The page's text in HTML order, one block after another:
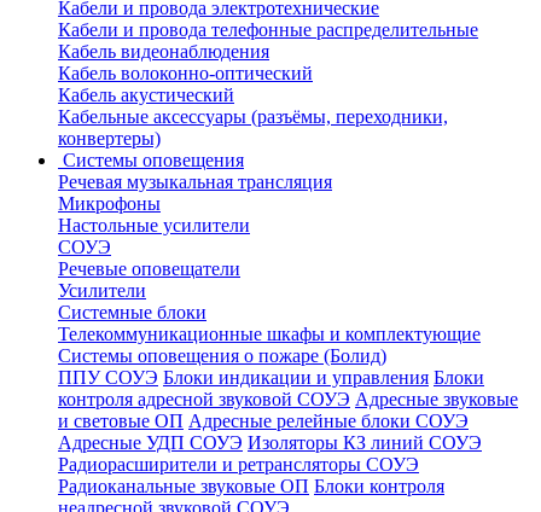
Кабели и провода электротехнические
Кабели и провода телефонные распределительные
Кабель видеонаблюдения
Кабель волоконно-оптический
Кабель акустический
Кабельные аксессуары (разъёмы, переходники,
конвертеры)
Системы оповещения
Речевая музыкальная трансляция
Микрофоны
Настольные усилители
СОУЭ
Речевые оповещатели
Усилители
Системные блоки
Телекоммуникационные шкафы и комплектующие
Системы оповещения о пожаре (Болид)
ППУ СОУЭ Блоки индикации и управления Блоки
контроля адресной звуковой СОУЭ Адресные звуковые
и световые ОП Адресные релейные блоки СОУЭ
Адресные УДП СОУЭ Изоляторы КЗ линий СОУЭ
Радиорасширители и ретрансляторы СОУЭ
Радиоканальные звуковые ОП Блоки контроля
неадресной звуковой СОУЭ